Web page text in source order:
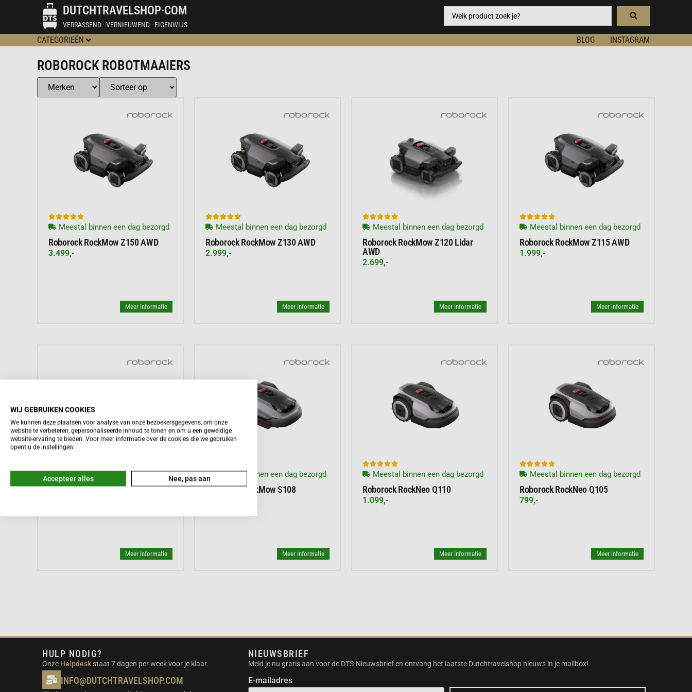
DUTCHTRAVELSHOP·COM
VERRASSEND · VERNIEUWEND · EIGENWIJS
CATEGORIEËN BLOG INSTAGRAM
ROBOROCK ROBOTMAAIERS

Meestal binnen een dag bezorgd
Roborock RockMow Z150 AWD
3.499,-
Meer informatie

Meestal binnen een dag bezorgd
Roborock RockMow Z130 AWD
2.999,-
Meer informatie

Meestal binnen een dag bezorgd
Roborock RockMow Z120 Lidar
AWD
2.699,-
Meer informatie

Meestal binnen een dag bezorgd
Roborock RockMow Z115 AWD
1.999,-
Meer informatie
Meestal binnen een dag bezorgd
Roborock RockMow S115
Meer informatie
Meestal binnen een dag bezorgd
Roborock RockMow S108
Meer informatie

Meestal binnen een dag bezorgd
Roborock RockNeo Q110
1.099,-
Meer informatie

Meestal binnen een dag bezorgd
Roborock RockNeo Q105
799,-
Meer informatie
HULP NODIG?
Onze Helpdesk staat 7 dagen per week voor je klaar.
INFO@DUTCHTRAVELSHOP.COM
NIEUWSBRIEF
Meld je nu gratis aan voor de DTS-Nieuwsbrief en ontvang het laatste Dutchtravelshop nieuws in je mailbox!
E-mailadres
WIJ GEBRUIKEN COOKIES
We kunnen deze plaatsen voor analyse van onze bezoekersgegevens, om onze
website te verbeteren, gepersonaliseerde inhoud te tonen en om u een geweldige
website-ervaring te bieden. Voor meer informatie over de cookies die we gebruiken
opent u de instellingen.
Accepteer alles Nee, pas aan